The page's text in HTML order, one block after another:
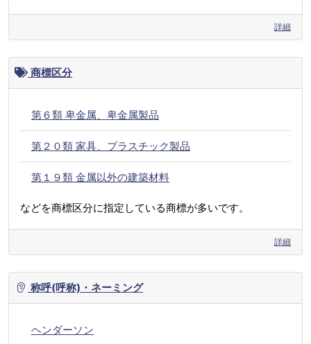
詳細
商標区分
第６類 卑金属、卑金属製品
第２０類 家具、プラスチック製品
第１９類 金属以外の建築材料
などを商標区分に指定している商標が多いです。
詳細
称呼(呼称)・ネーミング
ヘンダーソン